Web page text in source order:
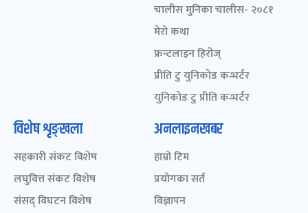
चालीस मुनिका चालीस- २०८१
मेरो कथा
फ्रन्टलाइन हिरोज्
प्रीति टु युनिकोड कन्भर्टर
युनिकोड टु प्रीति कन्भर्टर
विशेष शृङ्खला
सहकारी संकट विशेष
लघुवित्त संकट विशेष
संसद् विघटन विशेष
अनलाइनखबर
हाम्रो टिम
प्रयोगका सर्त
विज्ञापन